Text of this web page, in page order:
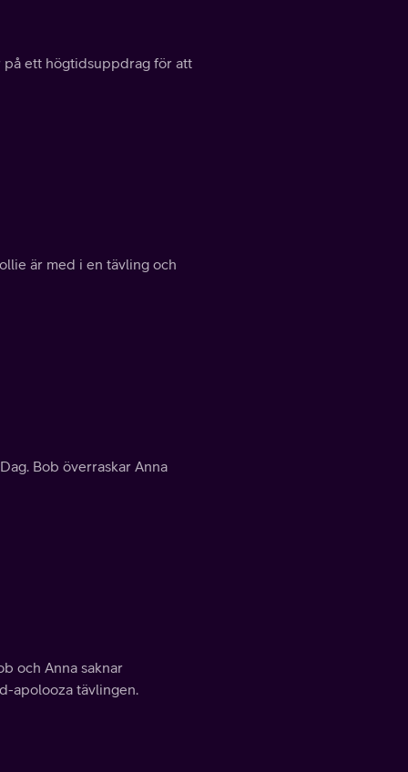
på ett högtidsuppdrag för att
är med i en tävling och
Bob överraskar Anna
och Anna saknar
apolooza tävlingen.